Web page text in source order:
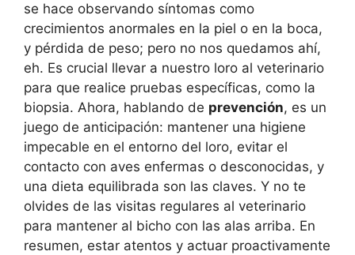
se hace observando síntomas como
crecimientos anormales en la piel o en la boca,
y pérdida de peso; pero no nos quedamos ahí,
eh. Es crucial llevar a nuestro loro al veterinario
para que realice pruebas específicas, como la
biopsia. Ahora, hablando de prevención, es un
juego de anticipación: mantener una higiene
impecable en el entorno del loro, evitar el
contacto con aves enfermas o desconocidas, y
una dieta equilibrada son las claves. Y no te
olvides de las visitas regulares al veterinario
para mantener al bicho con las alas arriba. En
resumen, estar atentos y actuar proactivamente